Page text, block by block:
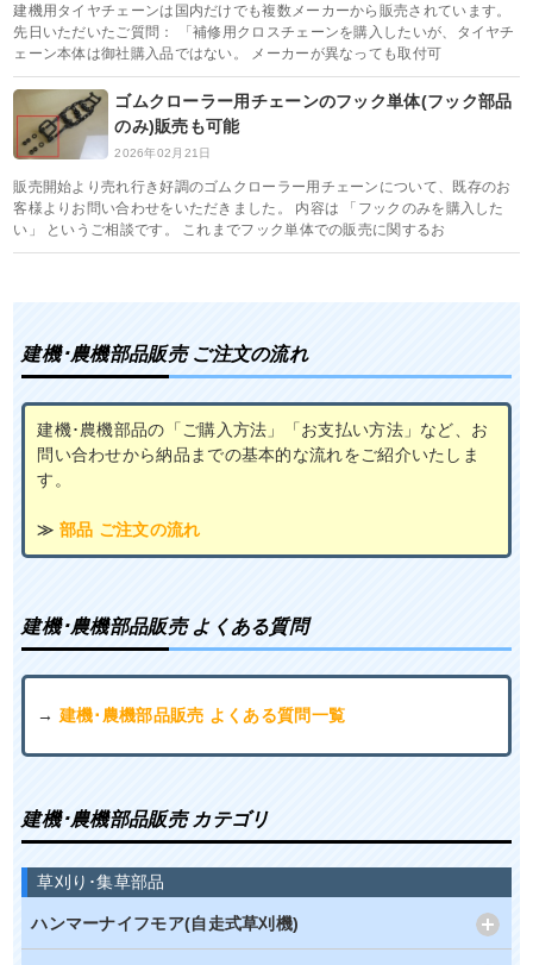
建機用タイヤチェーンは国内だけでも複数メーカーから販売されています。
先日いただいたご質問： 「補修用クロスチェーンを購入したいが、タイヤチ
ェーン本体は御社購入品ではない。 メーカーが異なっても取付可
ゴムクローラー用チェーンのフック単体(フック部品
のみ)販売も可能
2026年02月21日
販売開始より売れ行き好調のゴムクローラー用チェーンについて、既存のお
客様よりお問い合わせをいただきました。 内容は 「フックのみを購入した
い」 というご相談です。 これまでフック単体での販売に関するお
建機･農機部品販売 ご注文の流れ
建機･農機部品の「ご購入方法」「お支払い方法」など、お
問い合わせから納品までの基本的な流れをご紹介いたしま
す。
≫ 部品 ご注文の流れ
建機･農機部品販売 よくある質問
→ 建機･農機部品販売 よくある質問一覧
建機･農機部品販売 カテゴリ
草刈り･集草部品
ハンマーナイフモア(自走式草刈機)